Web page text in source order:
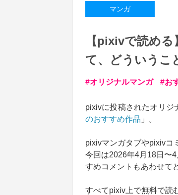
マンガ
【pixivで読め
て、どういうこ
オリジナルマンガ お
pixivに投稿されたオリジ
のおすすめ作品 」。
pixivマンガタブやpixivコ
今回は2026年4月18日〜
すめコメントもあわせて
すべてpixiv上で無料で読